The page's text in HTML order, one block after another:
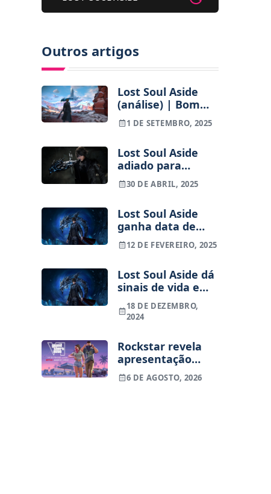
Outros artigos
Lost Soul Aside
(análise) | Bom
combate, uma
desilusão no resto
1 DE SETEMBRO, 2025
Lost Soul Aside
adiado para
agosto — mais
tempo para
30 DE ABRIL, 2025
Lost Soul Aside
ganha data de
lançamento,
chega em Maio
12 DE FEVEREIRO, 2025
Lost Soul Aside dá
sinais de vida e
impressiona com
novo gameplay
18 DE DEZEMBRO,
2024
Rockstar revela
apresentação
alargada de GTA
VI para 27 de
6 DE AGOSTO, 2026